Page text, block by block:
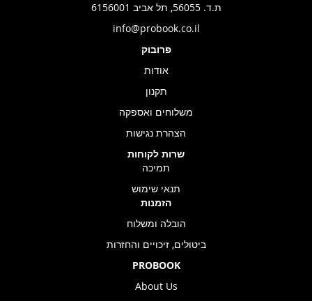
ת.ד. 56055, תל אביב 6156001
info@probook.co.il
פרובוק
אודות
תקנון
משלוחים ואספקה
הצהרת נגישות
שרות לקוחות
תמיכה
תנאי שימוש
הזמנות
הובלה ומשלוח
ביטולים, זיכויים והחזרות
PROBOOK
About Us